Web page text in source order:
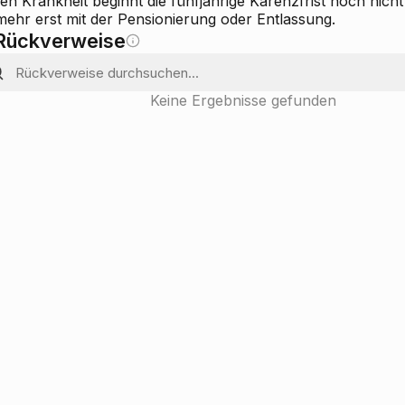
erst mit der Pensionierung oder Entlassung.
Keine Ergebnisse gefunden